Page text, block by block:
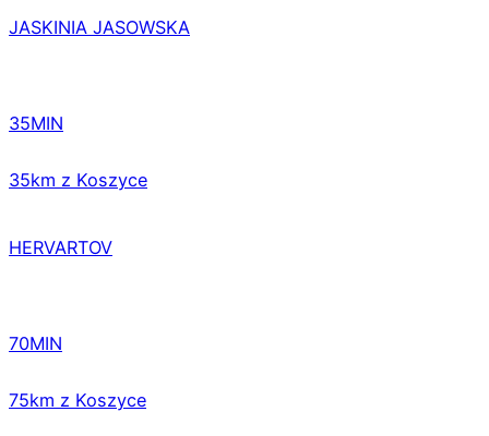
JASKINIA JASOWSKA
35MIN
35km z Koszyce
HERVARTOV
70MIN
75km z Koszyce